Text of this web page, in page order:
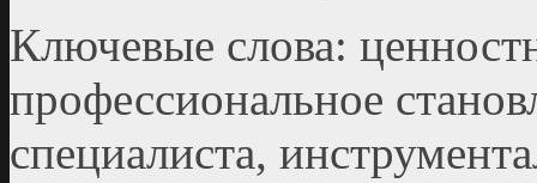
Ключевые слова:
профессиональное
специалиста,